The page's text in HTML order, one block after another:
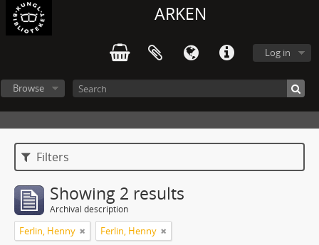
ARKEN
Log in
Browse
Filters
Showing 2 results
Archival description
Ferlin, Henny Ferlin, Henny